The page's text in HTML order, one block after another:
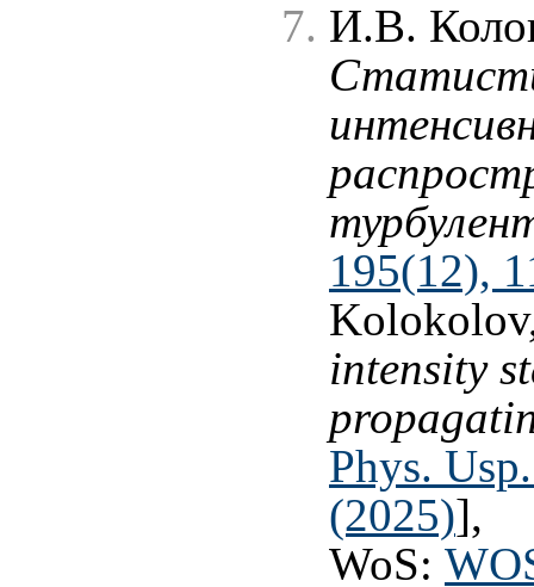
И.В.
195(12),
intensity
Phys.
(2025)],
WoS: